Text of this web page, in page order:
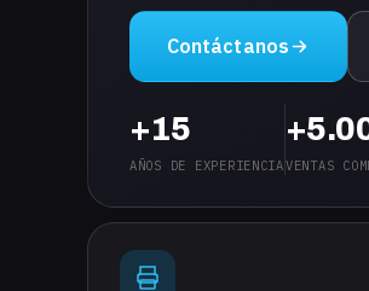
Contáctanos
+15
AÑOS DE EXPERIENCIAVENTAS